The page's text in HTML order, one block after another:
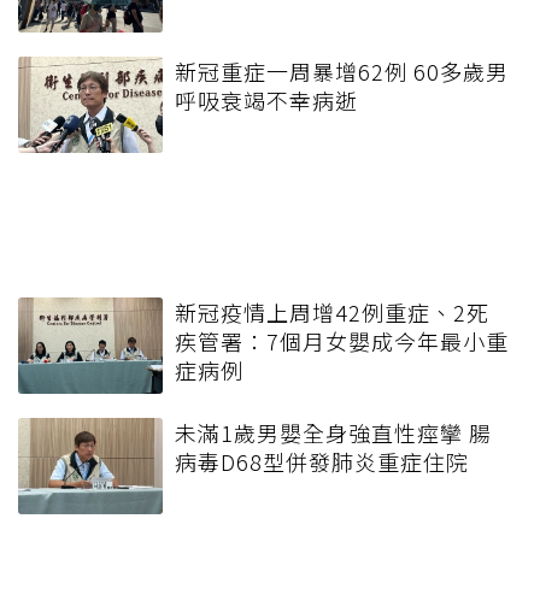
新冠重症一周暴增62例 60多歲男
呼吸衰竭不幸病逝
新冠疫情上周增42例重症、2死
疾管署：7個月女嬰成今年最小重
症病例
未滿1歲男嬰全身強直性痙攣 腸
病毒D68型併發肺炎重症住院